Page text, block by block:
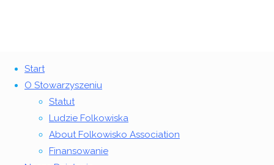
Start
O Stowarzyszeniu
Statut
Ludzie Folkowiska
About Folkowisko Association
Finansowanie
2015 w naszym Stowarzyszeniu
– podsumowanie
Seans filmowy w tle Wiejskich Bohaterów
©2018 Stowarzyszenie Folkowisko